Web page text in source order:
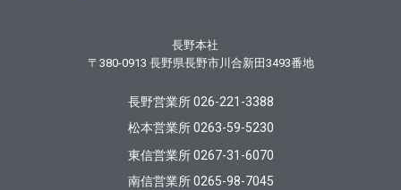
長野本社
〒380-0913 長野県長野市川合新田3493番地
長野営業所 026-221-3388
松本営業所 0263-59-5230
東信営業所 0267-31-6070
南信営業所 0265-98-7045